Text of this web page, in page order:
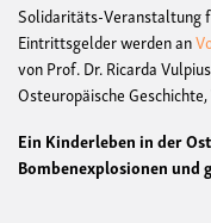
Solidaritäts-Veranstaltung
Eintrittsgelder werden an
von Prof. Dr. Ricarda
Osteuropäische
Ein Kinderleben in der
Bombenexplosionen und